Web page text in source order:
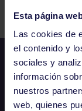
Esta página
Las cookies de
el contenido y
sociales y
información
nuestros
web, quienes